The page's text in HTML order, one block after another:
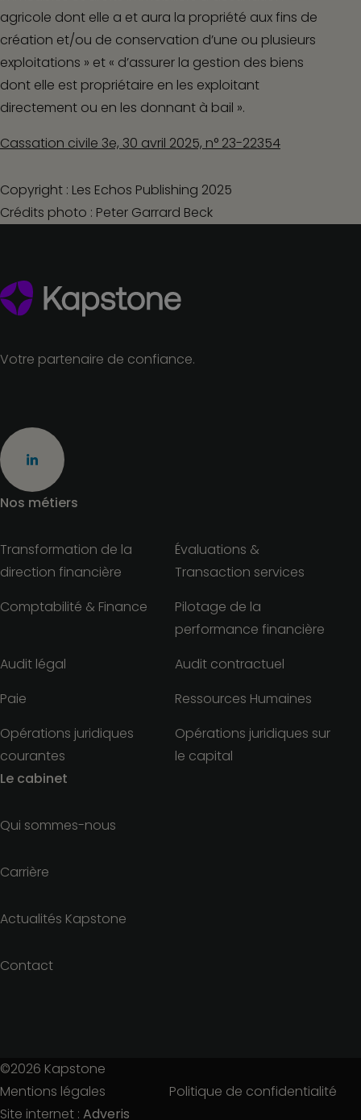
agricole dont elle a et aura la propriété aux fins de
création et/ou de conservation d’une ou plusieurs
exploitations » et « d’assurer la gestion des biens
dont elle est propriétaire en les exploitant
directement ou en les donnant à bail ».
Cassation civile 3e, 30 avril 2025, n° 23-22354
Copyright : Les Echos Publishing 2025
Crédits photo : Peter Garrard Beck
Votre partenaire de confiance.
Nos métiers
Transformation de la
direction financière
Évaluations &
Transaction services
Comptabilité & Finance
Pilotage de la
performance financière
Audit légal
Audit contractuel
Paie
Ressources Humaines
Opérations juridiques
courantes
Opérations juridiques sur
le capital
Le cabinet
Qui sommes-nous
Carrière
Actualités Kapstone
Contact
©2026 Kapstone
Mentions légales
Politique de confidentialité
Site internet : Adveris